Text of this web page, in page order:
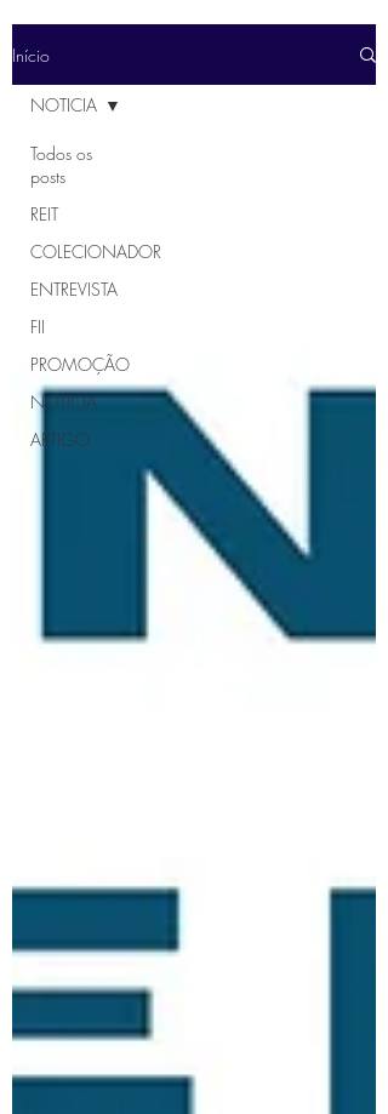
Início
Todos os
posts
REIT
COLECIONADOR
ENTREVISTA
FII
PROMOÇÃO
NOTICIA
ARTIGO
NOTICIA